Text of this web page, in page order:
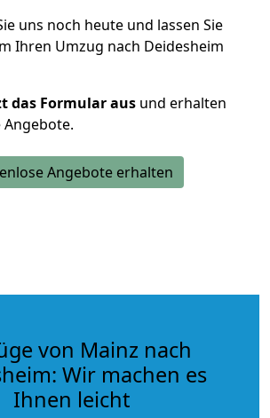
uns noch heute und lassen Sie
Ihren Umzug nach Deidesheim
das Formular aus und erhalten
Angebote.
Angebote erhalten
von Mainz nach
Wir machen es
Ihnen leicht